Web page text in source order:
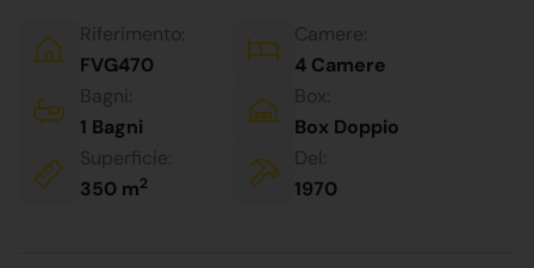
Riferimento:
FVG470
Camere:
4 Camere
Bagni:
1 Bagni
Box:
Box Doppio
Superficie:
350 m2
Del:
1970